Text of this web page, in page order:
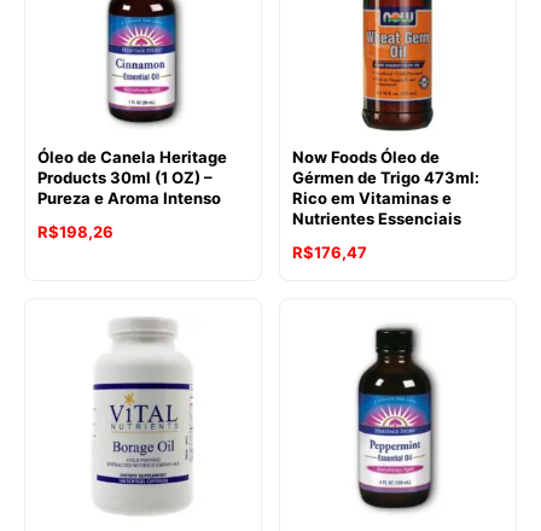
Óleo de Canela Heritage
Products 30ml (1 OZ) –
Pureza e Aroma Intenso
R$198,26
Now Foods Óleo de
Gérmen de Trigo 473ml:
Rico em Vitaminas e
Nutrientes Essenciais
R$176,47